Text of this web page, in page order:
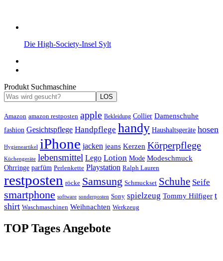
Die High-Society-Insel Sylt
Produkt Suchmaschine
LOS
Amazon amazon restposten apple Bekleidung Collier Damenschuhe
fashion Gesichtspflege Handpflege handy Haushaltsgeräte hosen
Hygieneartikel iPhone jacken jeans Kerzen Körperpflege
Küchengeräte lebensmittel Lego Lotion Mode Modeschmuck
Ohrringe parfüm Perlenkette Playstation Ralph Lauren
restposten röcke Samsung Schmuckset Schuhe Seife
smartphone software sonderposten Sony spielzeug Tommy Hilfiger t
shirt Waschmaschinen Weihnachten Werkzeug
TOP Tages Angebote